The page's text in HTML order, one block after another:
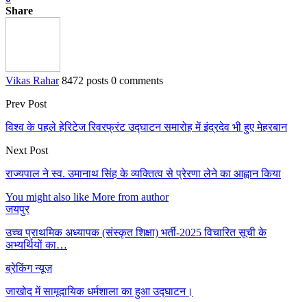
Share
Vikas Rahar 8472 posts 0 comments
Prev Post
विश्व के पहले हेरिटेज रिवरफ्रंट उद्घाटन समारोह में इंद्रदेव भी हुए मेहरबान
Next Post
राज्यपाल ने स्व. उमानाथ सिंह के व्यक्तित्व से प्रेरणा लेने का आह्वान किया
You might also like More from author
जयपुर
उच्च प्राथमिक अध्यापक (संस्कृत शिक्षा) भर्ती-2025 विचारित सूची के
अभ्यर्थियों का…
ब्रेकिंग न्यूज़
जाखोद में सामूदायिक धर्मशाला का हुआ उद्घाटन।